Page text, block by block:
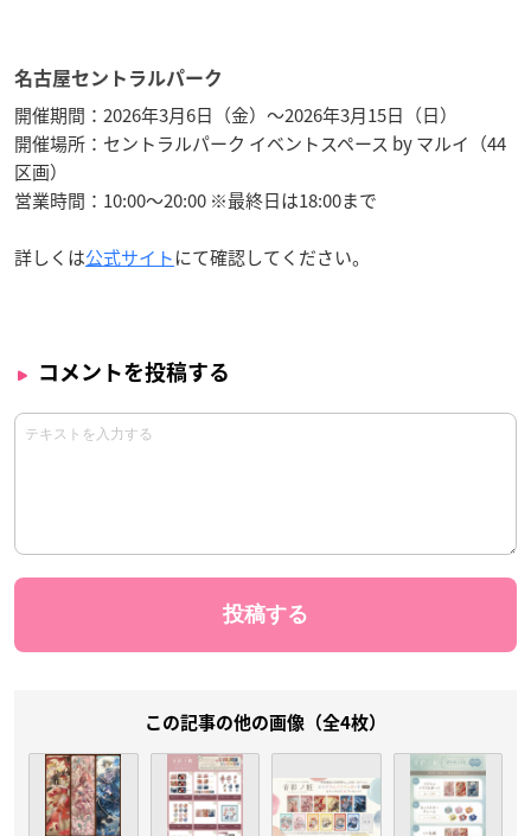
名古屋セントラルパーク
開催期間：2026年3月6日（金）～2026年3月15日（日）
開催場所：セントラルパーク イベントスペース by マルイ（44
区画）
営業時間：10:00～20:00 ※最終日は18:00まで
詳しくは公式サイトにて確認してください。
コメントを投稿する
この記事の他の画像（全4枚）